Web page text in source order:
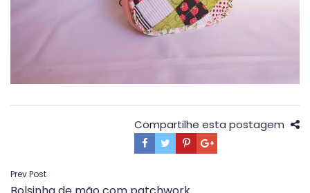
Compartilhe esta postagem
Navegação
Prev Post